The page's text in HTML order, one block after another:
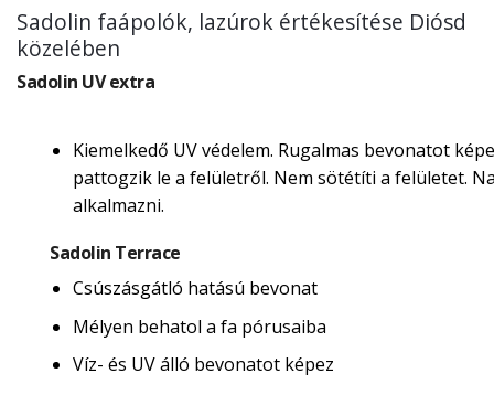
Sadolin faápolók, lazúrok értékesítése Diósd
közelében
Sadolin UV extra
Kiemelkedő UV védelem. Rugalmas bevonatot
pattogzik le a felületről. Nem sötétíti a felületet.
alkalmazni.
Sadolin Terrace
Csúszásgátló hatású bevonat
Mélyen behatol a fa pórusaiba
Víz- és UV álló bevonatot képez